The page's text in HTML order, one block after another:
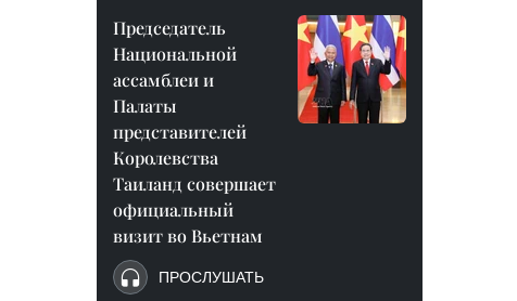
Председатель
Национальной
ассамблеи и
Палаты
представителей
Королевства
Таиланд совершает
официальный
визит во Вьетнам
ПРОСЛУШАТЬ